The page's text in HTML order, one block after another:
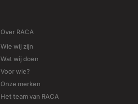
Over RACA
Wie wij zijn
Wat wij doen
Voor wie?
Onze merken
Het team van RACA